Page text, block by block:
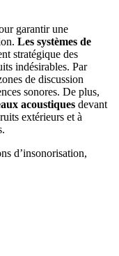
garantir une
Les systèmes de
stratégique des
indésirables. Par
de discussion
sonores. De plus,
acoustiques devant
extérieurs et à
d’insonorisation,